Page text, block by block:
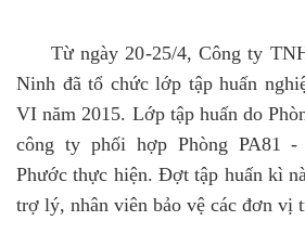
Từ ngày 20-25/4, Công ty
Ninh đã tổ chức lớp tập huấn
VI năm 2015. Lớp tập huấn do
công ty phối hợp Phòng PA81
Phước thực hiện. Đợt tập huấn kì
trợ lý, nhân viên bảo vệ các đơn vị